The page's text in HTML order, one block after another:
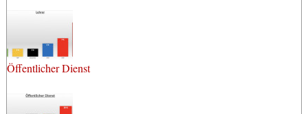
Öffentlicher Dienst